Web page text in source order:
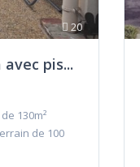
20
pis...
130m²
de 100